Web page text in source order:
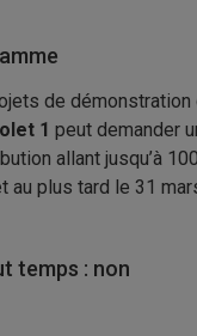
de
1 peut demander
allant jusqu’à
au plus tard le 31
temps : non